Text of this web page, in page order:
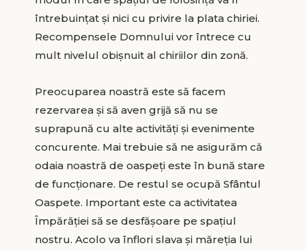
întrebuințat și nici cu privire la plata chiriei.
Recompensele Domnului vor întrece cu
mult nivelul obișnuit al chiriilor din zonă.
Preocuparea noastră este să facem
rezervarea și să aven grijă să nu se
suprapună cu alte activități și evenimente
concurente. Mai trebuie să ne asigurăm că
odaia noastră de oaspeți este în bună stare
de funcționare. De restul se ocupă Sfântul
Oaspete. Important este ca activitatea
Împărăției să se desfășoare pe spațiul
nostru. Acolo va înflori slava și măreția lui